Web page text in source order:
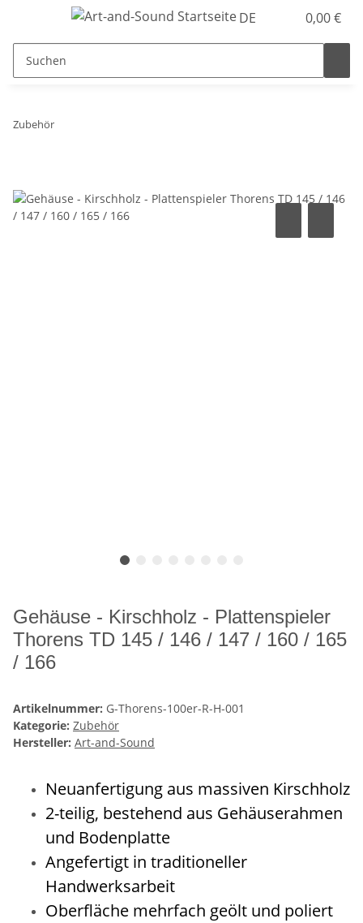
DE 0,00 €
Zubehör
Gehäuse - Kirschholz - Plattenspieler
Thorens TD 145 / 146 / 147 / 160 / 165
/ 166
Artikelnummer: G-Thorens-100er-R-H-001
Kategorie: Zubehör
Hersteller: Art-and-Sound
Neuanfertigung aus massiven Kirschholz
2-teilig, bestehend aus Gehäuserahmen
und Bodenplatte
Angefertigt in traditioneller
Handwerksarbeit
Oberfläche mehrfach geölt und poliert